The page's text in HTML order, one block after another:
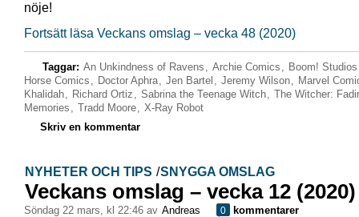
nöje!
Fortsätt läsa Veckans omslag – vecka 48 (2020)
Taggar: An Unkindness of Ravens , Archie Comics , Boom! Studios
Horse Comics , Doctor Aphra, Jen Bartel , Jeremy Wilson, Marvel
Khalidah, Richard Ortiz , Sabrina the Teenage Witch, The Witcher:
Memories , Tradd Moore, X-Ray Robot
Skriv en kommentar
NYHETER OCH TIPS /SNYGGA OMSLAG
Veckans omslag – vecka 12 (2020)
söndag 22 mars, kl 22:46 av Andreas 0 kommentarer